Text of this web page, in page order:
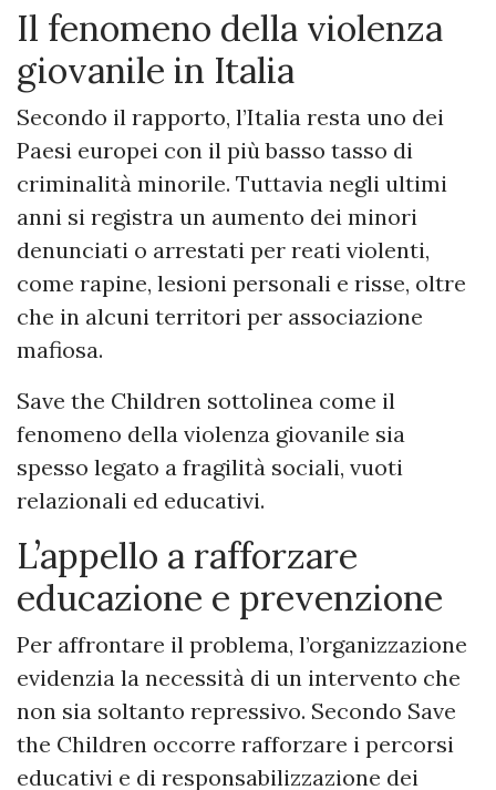
Il fenomeno della violenza
giovanile in Italia
Secondo il rapporto, l’Italia resta uno dei
Paesi europei con il più basso tasso di
criminalità minorile. Tuttavia negli ultimi
anni si registra un aumento dei minori
denunciati o arrestati per reati violenti,
come rapine, lesioni personali e risse, oltre
che in alcuni territori per associazione
mafiosa.
Save the Children sottolinea come il
fenomeno della violenza giovanile sia
spesso legato a fragilità sociali, vuoti
relazionali ed educativi.
L’appello a rafforzare
educazione e prevenzione
Per affrontare il problema, l’organizzazione
evidenzia la necessità di un intervento che
non sia soltanto repressivo. Secondo Save
the Children occorre rafforzare i percorsi
educativi e di responsabilizzazione dei